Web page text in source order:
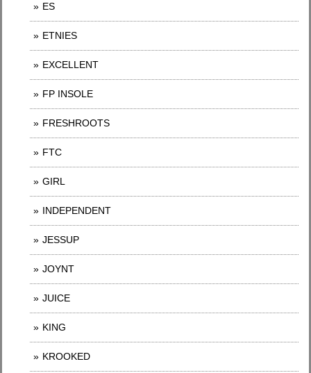
ES
ETNIES
EXCELLENT
FP INSOLE
FRESHROOTS
FTC
GIRL
INDEPENDENT
JESSUP
JOYNT
JUICE
KING
KROOKED